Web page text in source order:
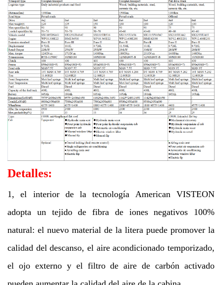
Detalles:
1, el interior de la tecnología American VISTEON
adopta un tejido de fibra de iones negativos 100%
natural: el nuevo material de la litera puede promover la
calidad del descanso, el aire acondicionado temporizado,
el ojo externo y el filtro de aire de carbón activado